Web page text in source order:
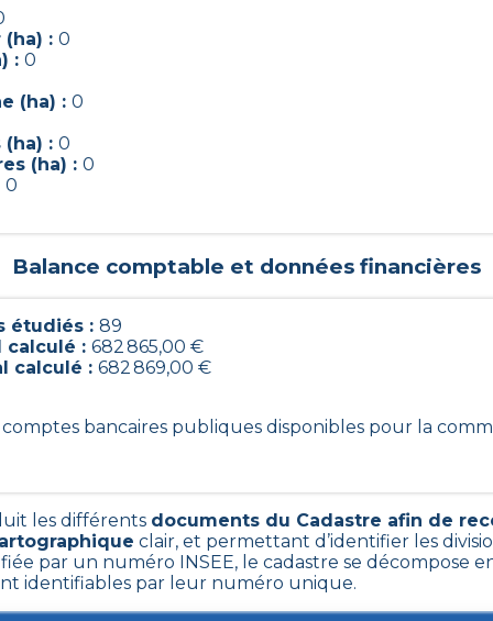
: 0
: 0
(ha) : 0
: 0
(ha) : 0
0
Balance comptable et données financières
étudiés : 89
calculé : 682 865,00 €
calculé : 682 869,00 €
bancaires publiques disponibles pour la
les différents documents du Cadastre afin de
clair, et permettant d’identifier les
par un numéro INSEE, le cadastre se décompose
identifiables par leur numéro unique.